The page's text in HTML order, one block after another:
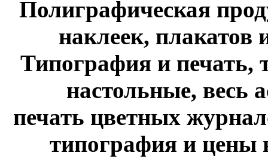
Полиграфическая
наклеек, плакатов
Типография и печать,
настольные, весь
печать цветных
типография и цены